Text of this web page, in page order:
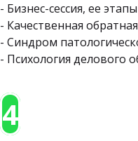
- Бизнес-сессия, ее
- Качественная
- Синдром
- Психология делового
4